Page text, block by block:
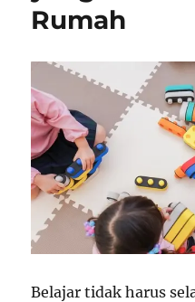
Rumah
Belajar tidak harus